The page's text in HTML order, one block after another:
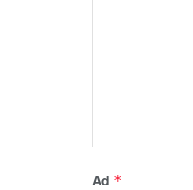
Ad *